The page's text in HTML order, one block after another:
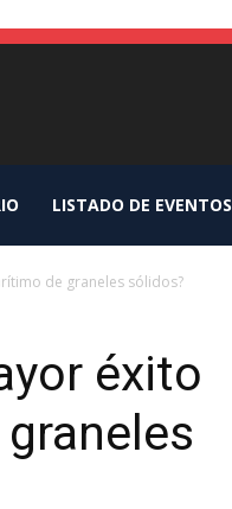
LISTADO DE EVENTOS
de graneles sólidos?
éxito